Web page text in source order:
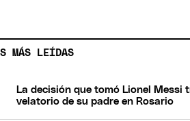
MÁS LEÍDAS
La decisión que tomó Lionel Messi
velatorio de su padre en Rosario